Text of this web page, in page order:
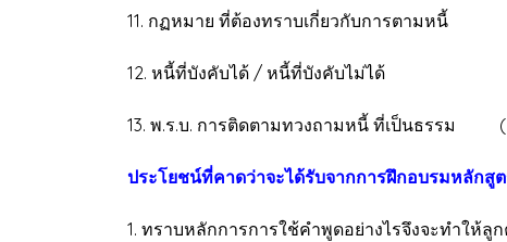
11. กฏหมาย ที่ต้องทราบเ
12. หนี้ที่บังคับได้ / หนี้ที่บังคับไม่ได้
13. พ.ร.บ. การติดตามทวงถามหนี้ ที่เป็นธรรม
ประโยชน์ที่คาดว่าจะได้รับจากการฝึกอบรมหลักสู
1. ทราบหลักการการใช้คำพูดอย่างไรจึงจะทำให้ลู